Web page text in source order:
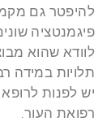
להיפטר גם
פיגמנטציה
לוודא שהוא
תלויות במידה
יש לפנות
רפואת העור.